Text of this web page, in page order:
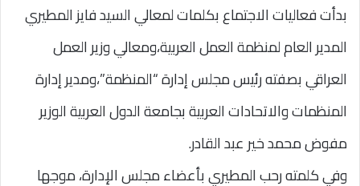
بدأت فعاليات الاجتماع بكلمات لمعالي السيد فايز المطيري
المدير العام لمنظمة العمل العربية،ومعالي وزير العمل
العراقي بصفته رئيس مجلس إدارة “المنظمة”،ومدير إدارة
المنظمات والاتحادات العربية بجامعة الدول العربية الوزير
مفوض محمد خير عبد القادر.
وفي كلمته رحب المطيري بأعضاء مجلس الإدارة، موجها